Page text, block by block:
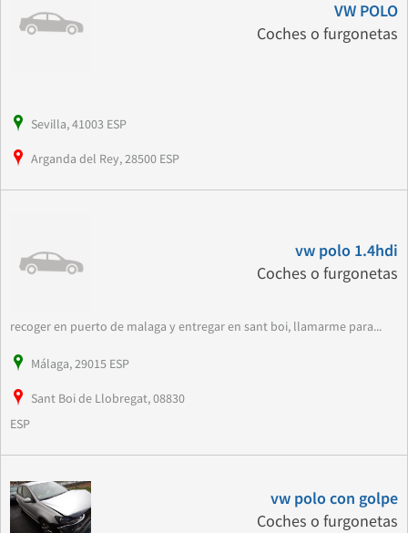
VW POLO
Coches o furgonetas
Sevilla, 41003 ESP
Arganda del Rey, 28500 ESP
vw polo 1.4hdi
Coches o furgonetas
recoger en puerto de malaga y entregar en sant boi, llamarme para...
Málaga, 29015 ESP
Sant Boi de Llobregat, 08830
ESP
vw polo con golpe
Coches o furgonetas